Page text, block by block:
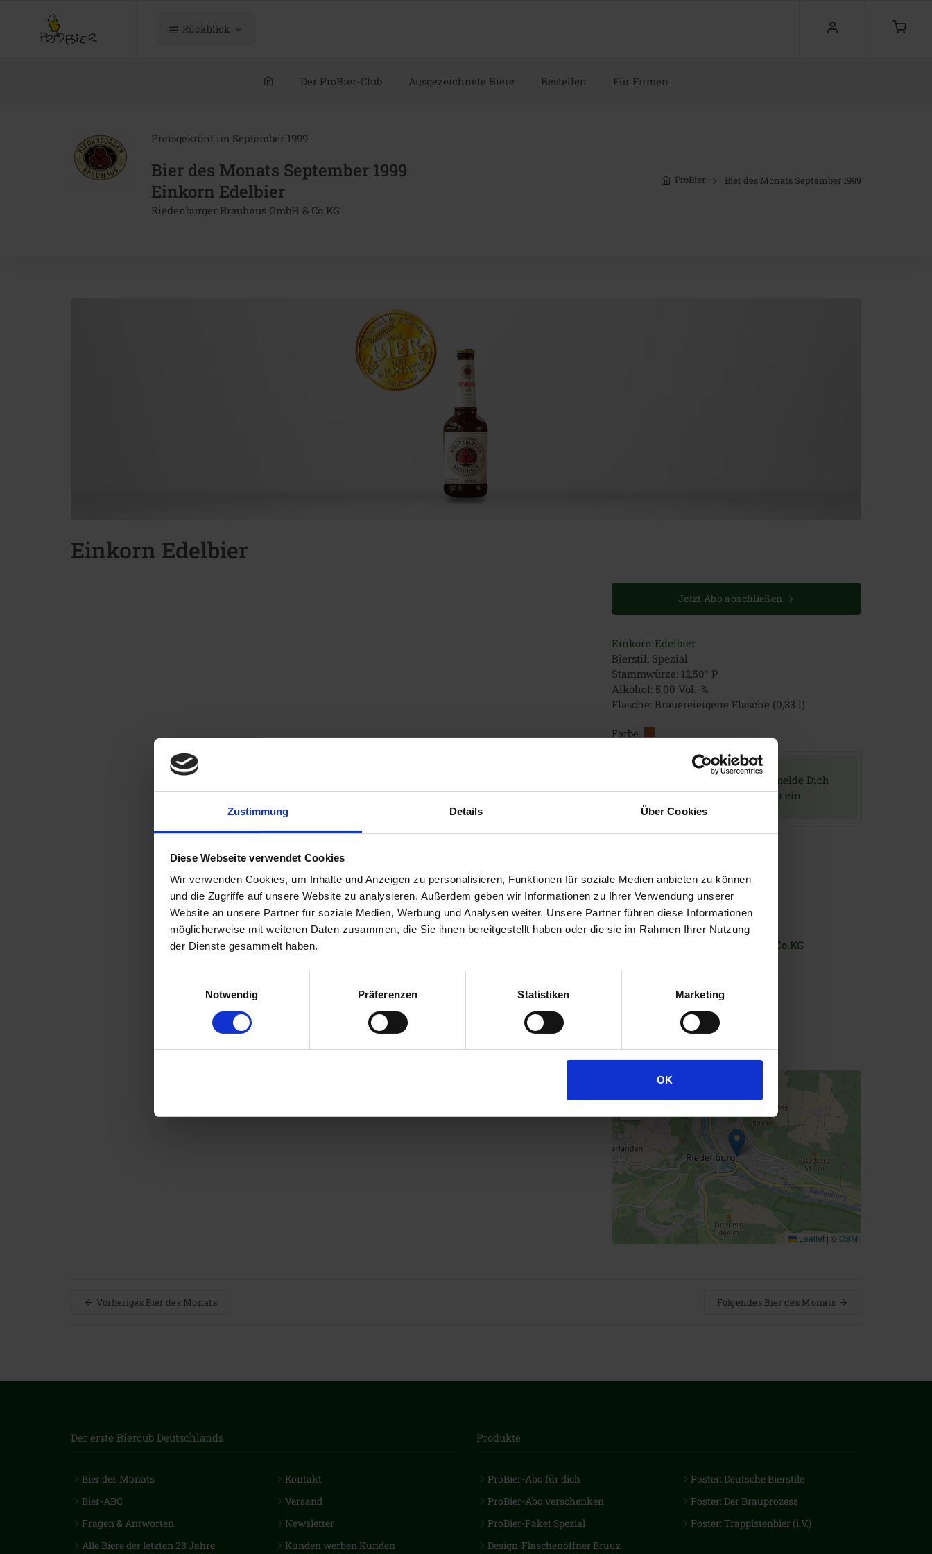
Zustimmung Details Über Cookies
Diese Webseite verwendet Cookies
Wir verwenden Cookies, um Inhalte und Anzeigen zu personalisieren, Funktionen für soziale Medien anbieten zu können
und die Zugriffe auf unsere Website zu analysieren. Außerdem geben wir Informationen zu Ihrer Verwendung unserer
Website an unsere Partner für soziale Medien, Werbung und Analysen weiter. Unsere Partner führen diese Informationen
möglicherweise mit weiteren Daten zusammen, die Sie ihnen bereitgestellt haben oder die sie im Rahmen Ihrer Nutzung
der Dienste gesammelt haben.
Notwendig
Präferenzen Statistiken Marketing
OK
Rückblick
Der ProBier-Club Ausgezeichnete Biere Bestellen Für Firmen
Preisgekrönt im September 1999
Bier des Monats September 1999
Einkorn Edelbier
Riedenburger Brauhaus GmbH & Co.KG
ProBier Bier des Monats September 1999
Einkorn Edelbier
Jetzt Abo abschließen
Einkorn Edelbier
Bierstil: Spezial
Stammwürze: 12,50° P
Alkohol: 5,00 Vol.-%
Flasche: Brauereieigene Flasche (0,33 l)
Farbe:
Um dieses Bier zu bewerten, melde Dich
bitte mit Deinen Zugangsdaten ein.
Riedenburger Brauhaus GmbH & Co.KG
DE-93339Riedenburg(Bayern)
info@riedenburger.de
https://www.riedenburger.de
Leaflet | ©OSM
Vorheriges Bier des Monats Folgendes Bier des Monats
Der erste Biercub Deutschlands
Bier des Monats
Bier-ABC
Fragen & Antworten
Alle Biere der letzten 28 Jahre
Kontakt
Versand
Newsletter
Kunden werben Kunden
Produkte
ProBier-Abo für dich
ProBier-Abo verschenken
ProBier-Paket Spezial
Design-Flaschenöffner Bruuz
Poster: Deutsche Bierstile
Poster: Der Brauprozess
Poster: Trappistenbier (i.V.)